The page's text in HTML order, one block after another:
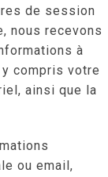
de session
nous recevons
à
compris votre
ainsi que la
ou email,